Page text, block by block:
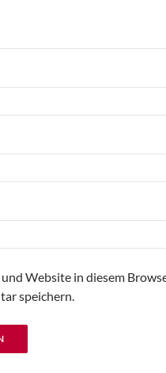
Website in diesem
speichern.